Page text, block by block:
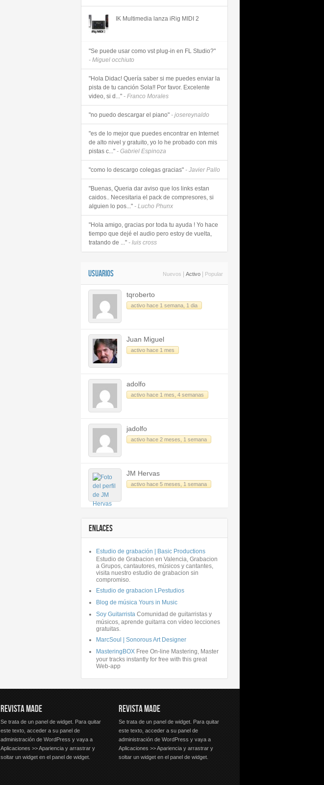
IK Multimedia lanza iRig MIDI 2
"Se puede usar como vst plug-in en FL Studio?"
- Miguel occhiuto
"Hola Didac! Quería saber si me puedes enviar la
pista de tu canción Sola!! Por favor. Excelente
video, si d..." - Franco Morales
"no puedo descargar el piano" - josereynaldo
"es de lo mejor que puedes encontrar en Internet
de alto nivel y gratuito, yo lo he probado con mis
pistas c..." - Gabriel Espinoza
"como lo descargo colegas gracias" - Javier Pallo
"Buenas, Queria dar aviso que los links estan
caidos.. Necesitaria el pack de compresores, si
alguien lo pos..." - Lucho Phunx
"Hola amigo, gracias por toda tu ayuda ! Yo hace
tiempo que dejé el audio pero estoy de vuelta,
tratando de ..." - luis cross
USUARIOS Nuevos Activo Popular
tqroberto
activo hace 1 semana, 1 dia
Juan Miguel
activo hace 1 mes
adolfo
activo hace 1 mes, 4 semanas
jadolfo
activo hace 2 meses, 1 semana
JM Hervas
activo hace 5 meses, 1 semana
ENLACES
Estudio de grabación | Basic Productions
Estudio de Grabacion en Valencia, Grabacion
a Grupos, cantautores, músicos y cantantes,
visita nuestro estudio de grabacion sin
compromiso.
Estudio de grabacion LPestudios
Blog de música Yours in Music
Soy Guitarrista Comunidad de guitarristas y
músicos, aprende guitarra con vídeo lecciones
gratuitas.
MarcSoul | Sonorous Art Designer
MasteringBOX Free On-line Mastering, Master
your tracks instantly for free with this great
Web-app
REVISTA MADE
Se trata de un panel de widget. Para quitar
este texto, acceder a su panel de
administración de WordPress y vaya a
Aplicaciones >> Apariencia y arrastrar y
soltar un widget en el panel de widget.
REVISTA MADE
Se trata de un panel de widget. Para quitar
este texto, acceder a su panel de
administración de WordPress y vaya a
Aplicaciones >> Apariencia y arrastrar y
soltar un widget en el panel de widget.